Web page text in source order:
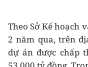
Theo Sở Kế hoạch
2 năm qua, trên
dự án được chấp